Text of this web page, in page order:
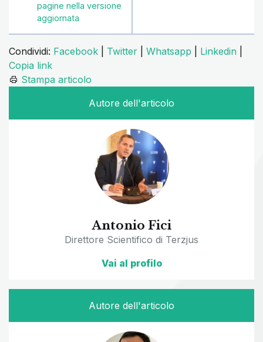
pagine nella versione
aggiornata
Condividi: Facebook Twitter Whatsapp Linkedin
Copia link
Stampa articolo
Autore dell'articolo
Antonio Fici
Direttore Scientifico di Terzjus
Vai al profilo
Autore dell'articolo